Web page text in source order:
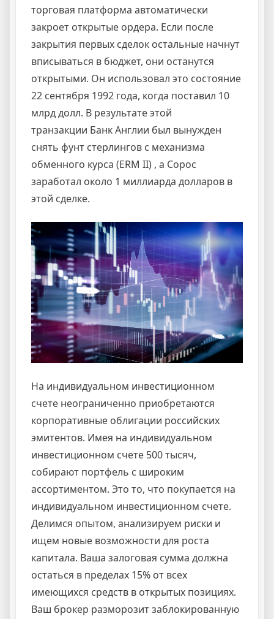
торговая платформа автоматически
закроет открытые ордера. Если после
закрытия первых сделок остальные начнут
вписываться в бюджет, они останутся
открытыми. Он использовал это состояние
22 сентября 1992 года, когда поставил 10
млрд долл. В результате этой
транзакции Банк Англии был вынужден
снять фунт стерлингов с механизма
обменного курса (ERM II) , а Сорос
заработал около 1 миллиарда долларов в
этой сделке.
На индивидуальном инвестиционном
счете неограниченно приобретаются
корпоративные облигации российских
эмитентов. Имея на индивидуальном
инвестиционном счете 500 тысяч,
собирают портфель с широким
ассортиментом. Это то, что покупается на
индивидуальном инвестиционном счете.
Делимся опытом, анализируем риски и
ищем новые возможности для роста
капитала. Ваша залоговая сумма должна
остаться в пределах 15% от всех
имеющихся средств в открытых позициях.
Ваш брокер разморозит заблокированную